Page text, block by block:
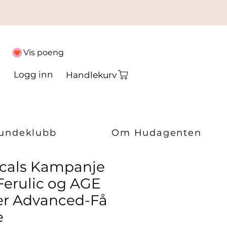
Vis poeng
Logg inn Handlekurv
Om Hudagenten
Kampanje
og AGE
Advanced-Få